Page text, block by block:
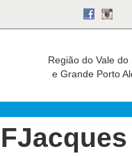
Região do Vale do
e Grande Porto
FJacques